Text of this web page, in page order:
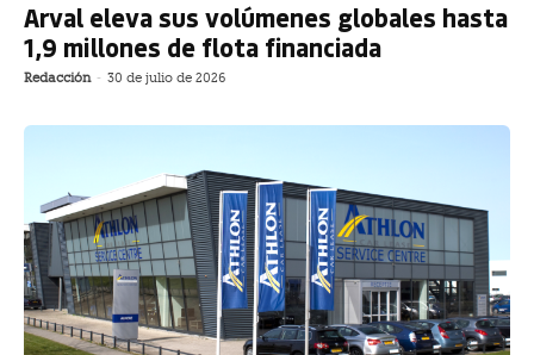
Arval eleva sus volúmenes globales hasta
1,9 millones de flota financiada
Redacción - 30 de julio de 2026